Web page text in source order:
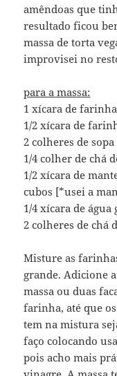
amêndoas que
resultado ficou
massa de torta
improvisei no
para a massa:
1 xícara de
1/2 xícara de
2 colheres de
1/4 colher de chá
1/2 xícara de
cubos [*usei a
1/4 xícara de água
2 colheres de chá
Misture as
grande. Adicione
massa ou duas
farinha, até que
tem na mistura
faço colocando
pois acho mais